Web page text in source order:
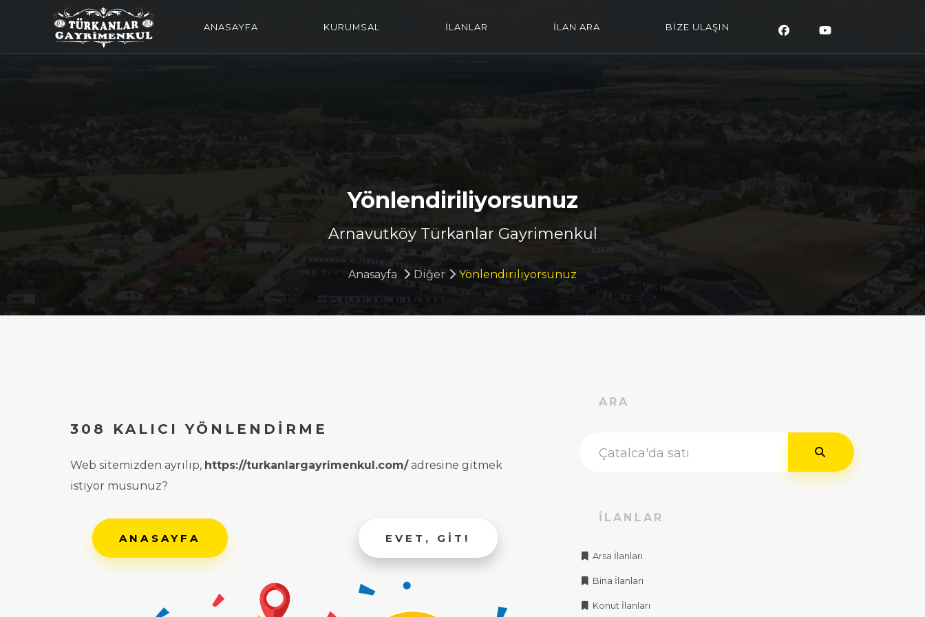
ANASAYFA KURUMSAL İLANLAR İLAN ARA BİZE ULAŞIN
Yönlendiriliyorsunuz
Arnavutköy Türkanlar Gayrimenkul
Anasayfa Diğer Yönlendiriliyorsunuz
308 KALICI YÖNLENDIRME
Web sitemizden ayrılıp, https://turkanlargayrimenkul.com/adresine gitmek
istiyor musunuz?
ANASAYFA EVET, GIT!
ARA
İLANLAR
Arsa İlanları
Bina İlanları
Konut İlanları